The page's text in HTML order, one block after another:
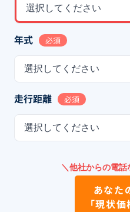
選択してください
年式 必須
選択してください
走行距離 必須
選択してください
＼他社からの電
あなた
「現状